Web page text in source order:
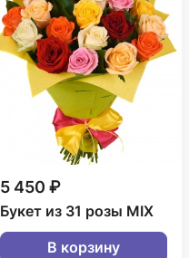
5 450 ₽
Букет из 31 розы MIX
В корзину